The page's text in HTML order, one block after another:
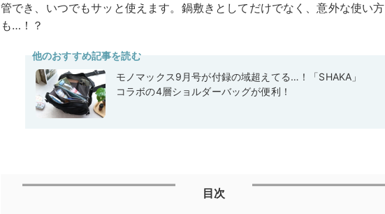
管でき、いつでもサッと使えます。鍋敷きとしてだけでなく、意外な使い方
も…！？
他のおすすめ記事を読む
モノマックス9月号が付録の域超えてる…！「SHAKA」
コラボの4層ショルダーバッグが便利！
目次